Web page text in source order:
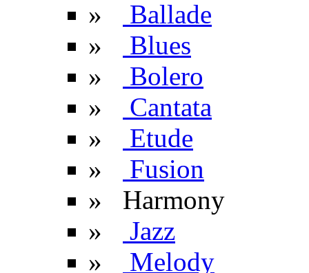
»
Ballade
»
Blues
»
Bolero
»
Cantata
»
Etude
»
Fusion
» Harmony
»
Jazz
»
Melody